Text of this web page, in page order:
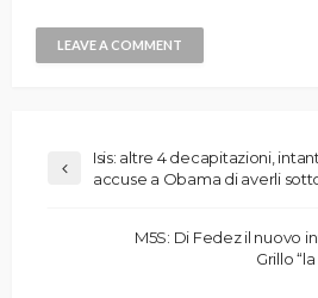
Isis: altre 4 decapitazioni,
accuse a Obama di averli
M5S: Di Fedez il nuovo
Grillo